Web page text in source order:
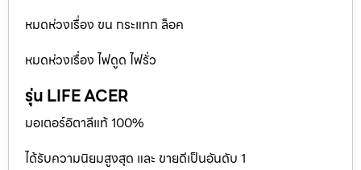
หมดห่วงเรื่อง ขน กระแทก ล็อค
หมดห่วงเรื่อง ไฟดูด ไฟรั่ว
รุ่น LIFE ACER
มอเตอร์อิตาลีแท้ 100%
ได้รับความนิยมสูงสุด และ ขายดีเป็นอันดับ 1